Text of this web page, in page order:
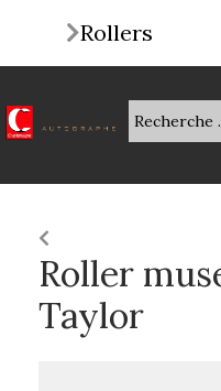
Roller
Taylor
Rollers